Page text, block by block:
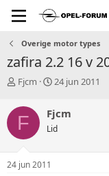
Overige motor types
zafira 2.2 16 v
T
p
i
c
s
a
Fjcm
S
r
t
a
24 jun 2011
F Fjcm
Lid
24 jun 2011